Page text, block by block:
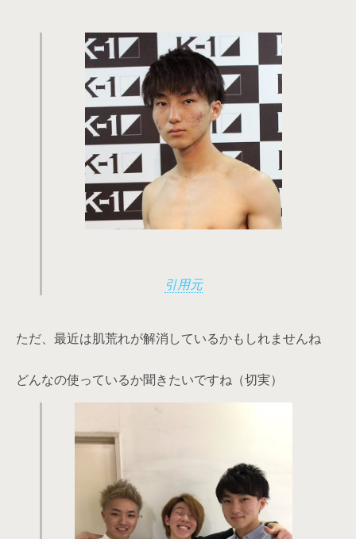
引用元
ただ、最近は肌荒れが解消しているかもしれませんね
どんなの使っているか聞きたいですね（切実）